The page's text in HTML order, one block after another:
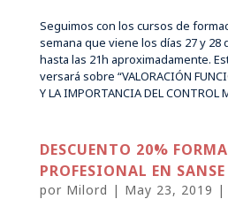
Seguimos con los cursos de
semana que viene los días 27 y 28
hasta las 21h aproximadamente.
versará sobre “VALORACIÓN
Y LA IMPORTANCIA DEL CONTROL
DESCUENTO 20%
PROFESIONAL EN SANSE
por Milord | May 23, 2019 |